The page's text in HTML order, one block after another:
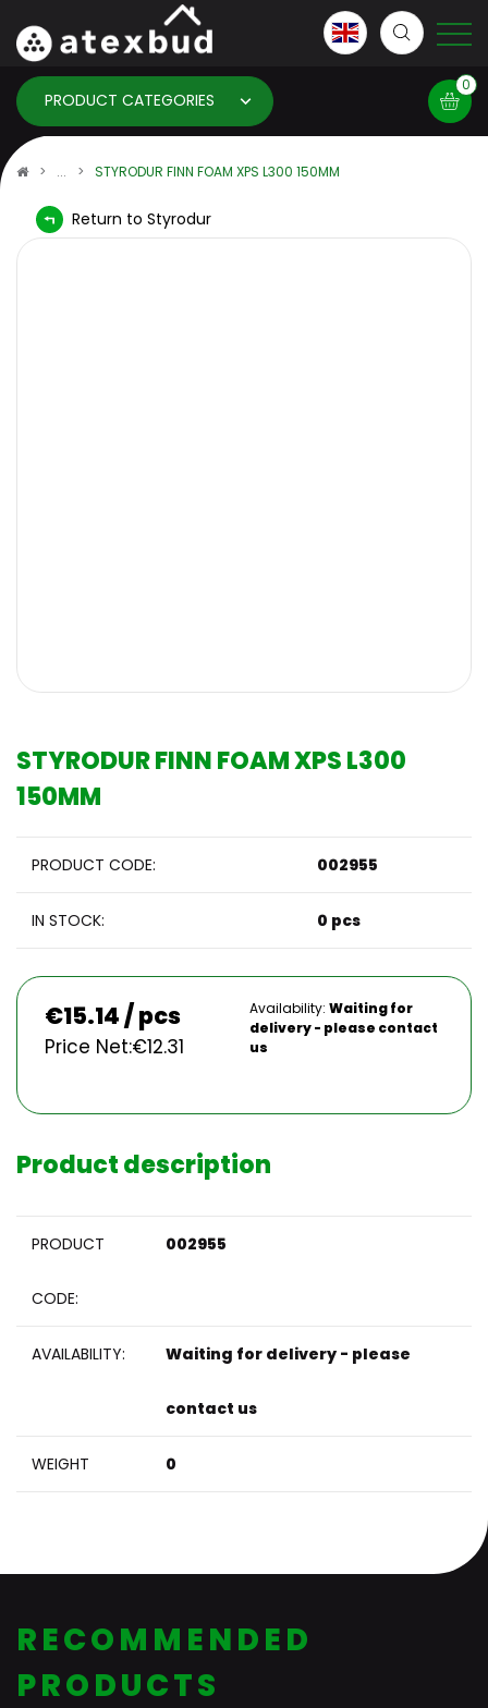
PRODUCT CATEGORIES
0
info: ×
STYRODUR FINN FOAM XPS L300 150MM
Return to Styrodur
STYRODUR FINN FOAM XPS L300
150MM
PRODUCT CODE: 002955
IN STOCK: 0 pcs
Price Net:€12.31
€15.14 / pcs Availability: Waiting for
delivery - please contact
us
Product description
PRODUCT
CODE:
002955
AVAILABILITY: Waiting for delivery - please
contact us
WEIGHT 0
RECOMMENDED
PRODUCTS